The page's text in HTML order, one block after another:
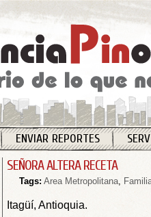
ENVIAR REPORTES
SEÑORA ALTERA RECETA
Tags: Area Metropolitana,
Itagüí, Antioquia.